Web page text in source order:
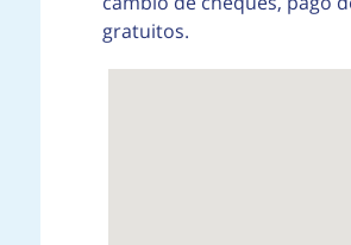
gratuitos.